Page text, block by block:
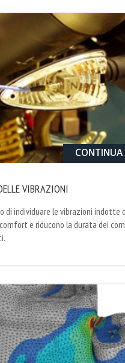
CONTINUA
VIBRAZIONI
di individuare le vibrazioni indotte
e riducono la durata dei